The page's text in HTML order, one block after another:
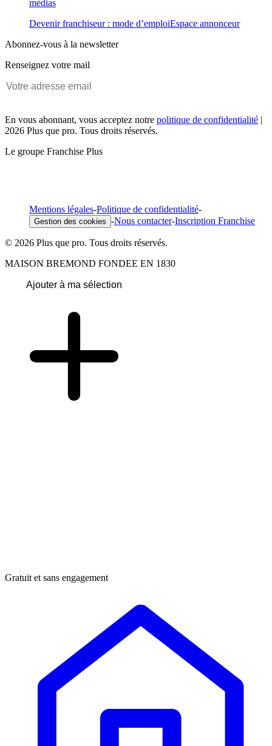
médias
Devenir franchiseur : mode d’emploiEspace annonceur
Abonnez-vous à la newsletter
Renseignez votre mail
En vous abonnant, vous acceptez notre politique de confidentialité |
2026 Plus que pro. Tous droits réservés.
Le groupe Franchise Plus
Mentions légales-Politique de confidentialité-
Gestion des cookies -Nous contacter-Inscription Franchise
© 2026 Plus que pro. Tous droits réservés.
MAISON BREMOND FONDEE EN 1830
Ajouter à ma sélection
Gratuit et sans engagement